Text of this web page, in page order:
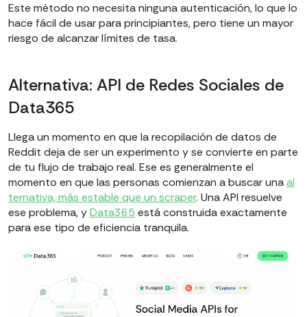
Este método no necesita ninguna autenticación, lo que lo
hace fácil de usar para principiantes, pero tiene un mayor
riesgo de alcanzar límites de tasa.
Alternativa: API de Redes Sociales de
Data365
Llega un momento en que la recopilación de datos de
Reddit deja de ser un experimento y se convierte en parte
de tu flujo de trabajo real. Ese es generalmente el
momento en que las personas comienzan a buscar unaal
ternativa, más estable que un scraper. Una API resuelve
ese problema, yData365 está construida exactamente
para ese tipo de eficiencia tranquila.